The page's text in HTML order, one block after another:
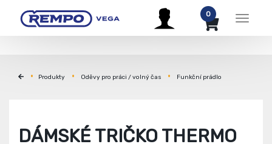
Menu
0
Produkty Oděvy pro práci / volný čas Funkční prádlo
DÁMSKÉ TRIČKO THERMO